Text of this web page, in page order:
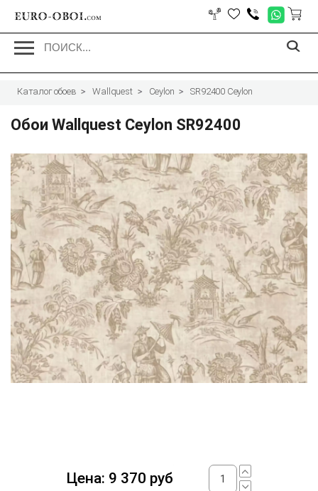
EURO-OBOI.com
Каталог обоев Wallquest Ceylon SR92400 Ceylon
Обои Wallquest Ceylon SR92400
Цена: 9 370 руб